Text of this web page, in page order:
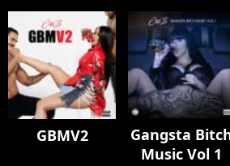
GBMV2
Gangsta
Music Vol 1